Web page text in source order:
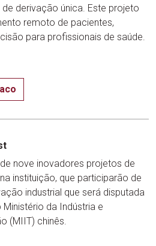
derivação única. Este projeto
remoto de pacientes,
para profissionais de saúde.
nove inovadores projetos de
instituição, que participarão de
industrial que será disputada
da Indústria e
(MIIT) chinês.